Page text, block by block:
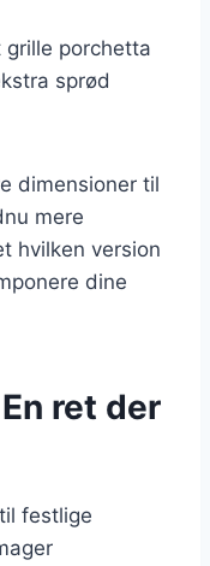
grille porchetta
sprød
dimensioner til
mere
hvilken version
dine
ret der
festlige